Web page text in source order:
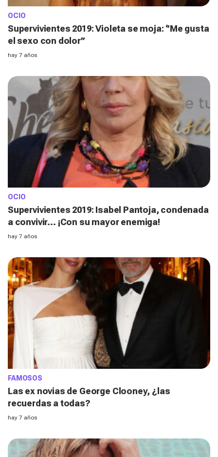
OCIO
Supervivientes 2019: Violeta se moja: ‘’Me gusta
el sexo con dolor’’
hay 7 años
OCIO
Supervivientes 2019: Isabel Pantoja, condenada
a convivir… ¡Con su mayor enemiga!
hay 7 años
FAMOSOS
Las ex novias de George Clooney, ¿las
recuerdas a todas?
hay 7 años